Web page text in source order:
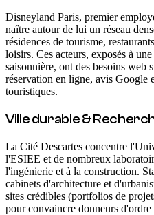
Disneyland Paris, premier
naître autour de lui un réseau
résidences de tourisme,
loisirs. Ces acteurs, exposés à
saisonnière, ont des besoins web
réservation en ligne, avis Google
touristiques.
Ville durable &
La Cité Descartes concentre
l'ESIEE et de nombreux
l'ingénierie et à la construction.
cabinets d'architecture et
sites crédibles (portfolios de
pour convaincre donneurs d'ordre